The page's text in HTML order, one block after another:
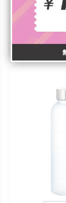
印刷できるの